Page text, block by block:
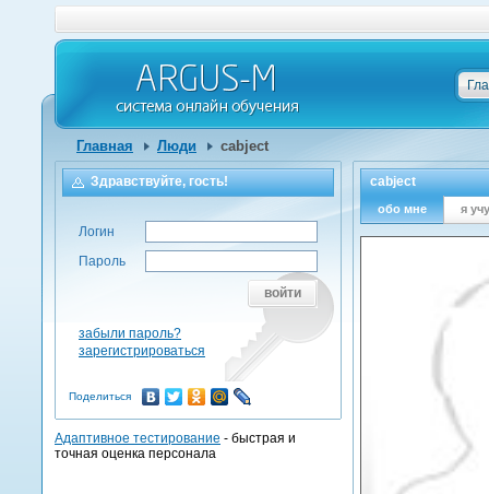
Главная Люди cabject
cabject
обо мне я
Здравствуйте, гость!
Логин
Пароль
войти
забыли пароль?
зарегистрироваться
Поделиться
Адаптивное тестирование - быстрая и
точная оценка персонала